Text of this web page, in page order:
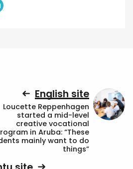
English site
Loucette Reppenhagen
started a mid-level
creative vocational
in Aruba: “These
mainly want to do
things”